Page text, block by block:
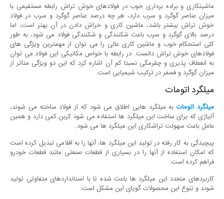
ماشینکاری و براده برداری خوب در فولادهای خوش تراش رابطه مستقیمی با
میزان عناصر گوگرد و سرب دارد، هر چه درصد عناصر گوگرد و سرب در فولاد
خوش تراش بیشتر باشد، ماشین کاری و خراش دادن در آن بهتر است، اما
درصد بالای گوگرد و سرب باعث شکنندگی و شکنندگی فولاد می شود، به طور
کلی استحکام خوب و ماشین کاری عالی را می توان از مهمترین ویژگی های
فولادهای خوش تراش دانست. در رابطه با خواص مکانیکی این فولاد می توان
به انعطاف پذیری و چقرمگی نسبتا کم آن اشاره کرد که این دو ویژگی متاثر از
میزان گوگرد و فسفر در ترکیب شیمیایی است.
میلگرد اتومات
میلگرد اتوماتبه میلگرد هایی اطلاق می شود که از فولاد ساخته می شوند،
آلیاژی که برای ساخت این میلگرد ها استفاده می شود کربن کمی دارد و همین
عامل باعث سهولت تراشکاری این میلگرد ها می شود.
پیچیدگی به کار رفته در تولید این میلگرد ها، آنها را به اقلامی تبدیل کرده است
که امکان استفاده از آنها را در بسیاری از قطعات صنعتی مانند قطعات خودرو
فراهم کرده است.
کاربردهای متعدد این میلگرد ها باعث شده تا با استانداردهای متفاوتی تولید
شوند و تنوع این محصولات گویای این مشکل است.